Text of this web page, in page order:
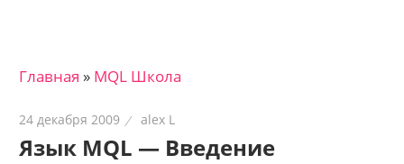
трейдеров
финансовых
рынках:
Главная » MQL Школа
24 декабря 2009 alex L
Язык MQL — Введение